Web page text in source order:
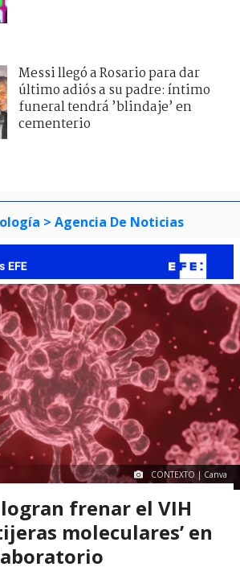
Messi llegó a Rosario para dar
último adiós a su padre: íntimo
funeral tendrá ’blindaje’ en
cementerio
> Agencia De Noticias
CONTEXTO | Canva
frenar el VIH
moleculares’ en